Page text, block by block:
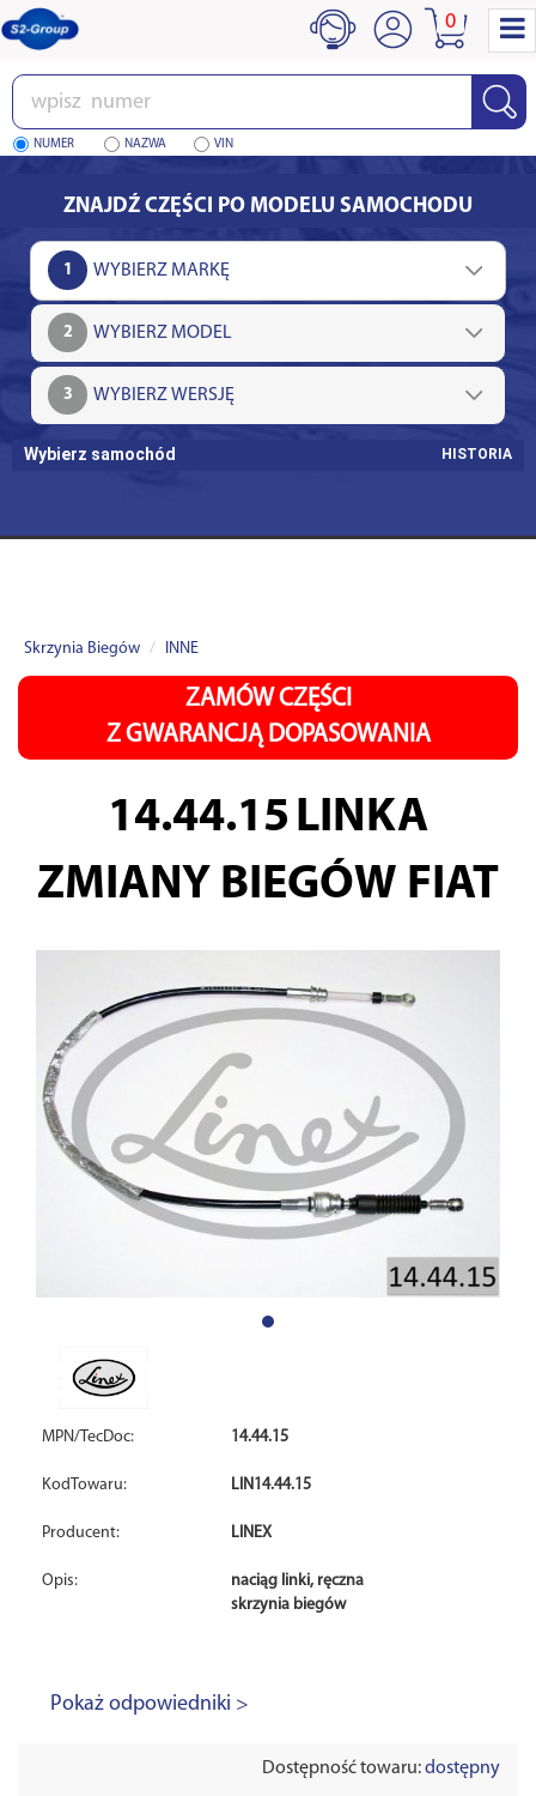
Wpisz
numer
NUMER NAZWA VIN
0
ZNAJDŹ CZĘŚCI PO MODELU SAMOCHODU
1
2
3
Wybierz samochód HISTORIA
Skrzynia Biegów INNE
ZAMÓW CZĘŚCI
Z GWARANCJĄ DOPASOWANIA
14.44.15 LINKA
ZMIANY BIEGÓW FIAT
MPN/TecDoc: 14.44.15
KodTowaru: LIN14.44.15
Producent: LINEX
Opis:
naciąg linki, ręczna
skrzynia biegów
Pokaż odpowiedniki >
Dostępność towaru:dostępny